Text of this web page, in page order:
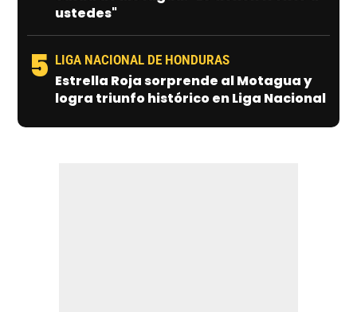
ustedes"
5 LIGA NACIONAL DE HONDURAS
Estrella Roja sorprende al Motagua y
logra triunfo histórico en Liga Nacional